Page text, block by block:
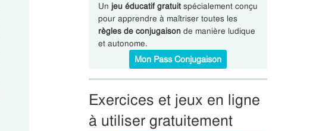
Un jeu éducatif gratuitspécialement conçu
pour apprendre à maîtriser toutes les
règles de conjugaisonde manière ludique
et autonome.
Mon Pass Conjugaison
Exercices et jeux en ligne
à utiliser gratuitement